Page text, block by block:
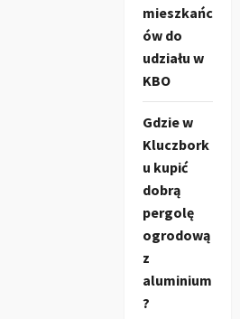
mieszkańc
ów do
udziału w
KBO
Gdzie w
Kluczbork
u kupić
dobrą
pergolę
ogrodową
z
aluminium
?